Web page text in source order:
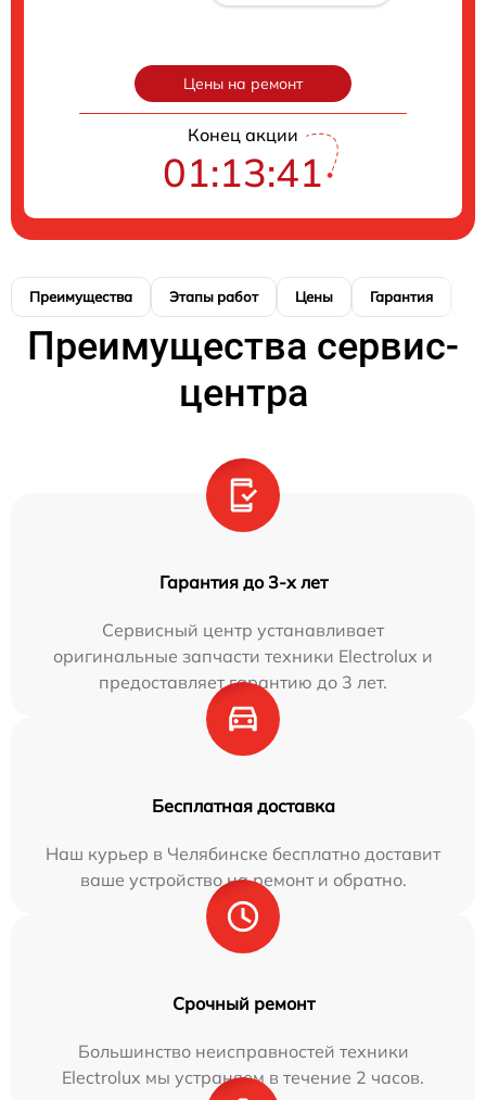
Цены на ремонт
Конец акции
01:13:40
Преимущества Этапы работ Цены Гарантия
Преимущества сервис-
центра
Гарантия до 3-х лет
Сервисный центр устанавливает
оригинальные запчасти техники Electrolux и
предоставляет гарантию до 3 лет.
Бесплатная доставка
Наш курьер в Челябинске бесплатно доставит
ваше устройство на ремонт и обратно.
Срочный ремонт
Большинство неисправностей техники
Electrolux мы устраняем в течение 2 часов.